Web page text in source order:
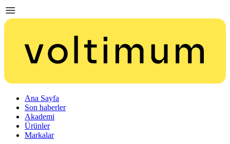
Ana Sayfa
Son haberler
Akademi
Ürünler
Markalar